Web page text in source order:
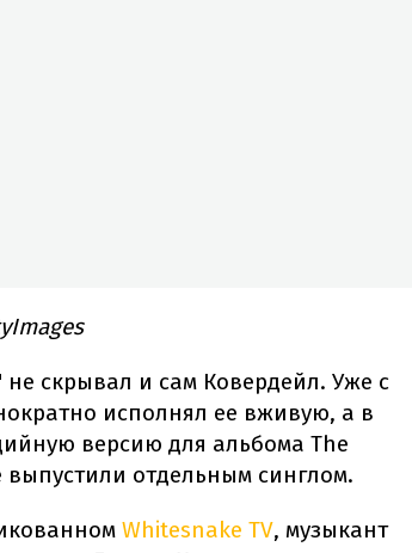
скрывал и сам Ковердейл. Уже с
исполнял ее вживую, а в
версию для альбома The
отдельным синглом.
Whitesnake TV, музыкант